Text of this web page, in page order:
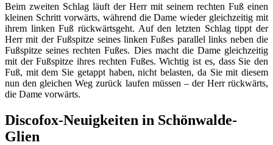
Beim zweiten Schlag läuft der Herr mit seinem rechten Fuß einen
kleinen Schritt vorwärts, während die Dame wieder gleichzeitig mit
ihrem linken Fuß rückwärtsgeht. Auf den letzten Schlag tippt der
Herr mit der Fußspitze seines linken Fußes parallel links neben die
Fußspitze seines rechten Fußes. Dies macht die Dame gleichzeitig
mit der Fußspitze ihres rechten Fußes. Wichtig ist es, dass Sie den
Fuß, mit dem Sie getappt haben, nicht belasten, da Sie mit diesem
nun den gleichen Weg zurück laufen müssen – der Herr rückwärts,
die Dame vorwärts.
Discofox-Neuigkeiten in Schönwalde-
Glien